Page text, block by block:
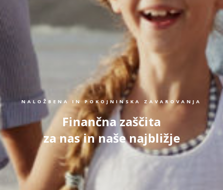
NALOŽBENA IN POKOJNINSKA ZAVAROVANJA
Finančna zaščita
za nas in naše najbližje